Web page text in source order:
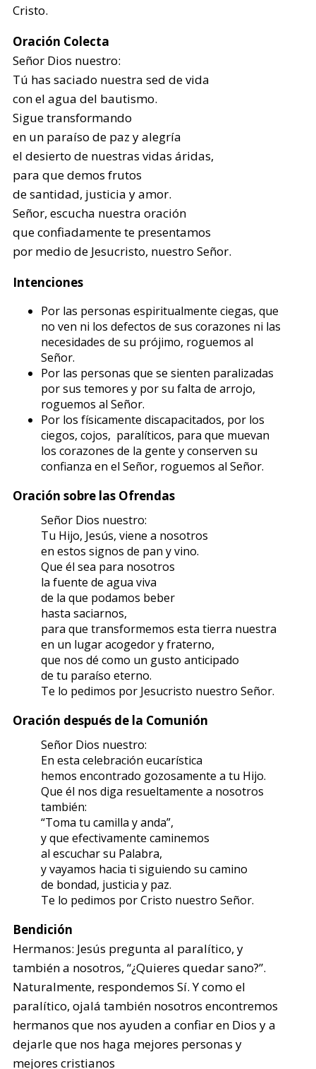
Cristo.
Oración Colecta
Señor Dios nuestro:
Tú has saciado nuestra sed de vida
con el agua del bautismo.
Sigue transformando
en un paraíso de paz y alegría
el desierto de nuestras vidas áridas,
para que demos frutos
de santidad, justicia y amor.
Señor, escucha nuestra oración
que confiadamente te presentamos
por medio de Jesucristo, nuestro Señor.
Intenciones
Por las personas espiritualmente ciegas, que
no ven ni los defectos de sus corazones ni las
necesidades de su prójimo, roguemos al
Señor.
Por las personas que se sienten paralizadas
por sus temores y por su falta de arrojo,
roguemos al Señor.
Por los físicamente discapacitados, por los
ciegos, cojos, paralíticos, para que muevan
los corazones de la gente y conserven su
confianza en el Señor, roguemos al Señor.
Oración sobre las Ofrendas
Señor Dios nuestro:
Tu Hijo, Jesús, viene a nosotros
en estos signos de pan y vino.
Que él sea para nosotros
la fuente de agua viva
de la que podamos beber
hasta saciarnos,
para que transformemos esta tierra nuestra
en un lugar acogedor y fraterno,
que nos dé como un gusto anticipado
de tu paraíso eterno.
Te lo pedimos por Jesucristo nuestro Señor.
Oración después de la Comunión
Señor Dios nuestro:
En esta celebración eucarística
hemos encontrado gozosamente a tu Hijo.
Que él nos diga resueltamente a nosotros
también:
“Toma tu camilla y anda”,
y que efectivamente caminemos
al escuchar su Palabra,
y vayamos hacia ti siguiendo su camino
de bondad, justicia y paz.
Te lo pedimos por Cristo nuestro Señor.
Bendición
Hermanos: Jesús pregunta al paralítico, y
también a nosotros, “¿Quieres quedar sano?”.
Naturalmente, respondemos Sí. Y como el
paralítico, ojalá también nosotros encontremos
hermanos que nos ayuden a confiar en Dios y a
dejarle que nos haga mejores personas y
mejores cristianos